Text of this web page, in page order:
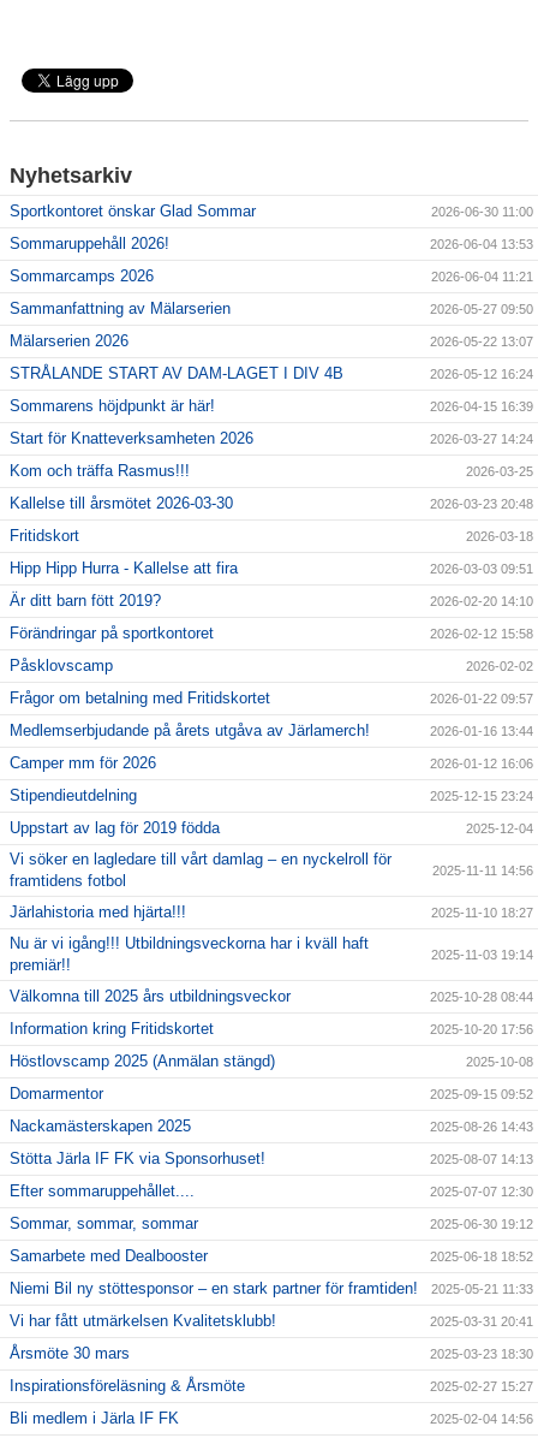
Nyhetsarkiv
Sportkontoret önskar Glad Sommar 2026-06-30 11:00
Sommaruppehåll 2026! 2026-06-04 13:53
Sommarcamps 2026 2026-06-04 11:21
Sammanfattning av Mälarserien 2026-05-27 09:50
Mälarserien 2026 2026-05-22 13:07
STRÅLANDE START AV DAM-LAGET I DIV 4B 2026-05-12 16:24
Sommarens höjdpunkt är här! 2026-04-15 16:39
Start för Knatteverksamheten 2026 2026-03-27 14:24
Kom och träffa Rasmus!!! 2026-03-25
Kallelse till årsmötet 2026-03-30 2026-03-23 20:48
Fritidskort 2026-03-18
Hipp Hipp Hurra - Kallelse att fira 2026-03-03 09:51
Är ditt barn fött 2019? 2026-02-20 14:10
Förändringar på sportkontoret 2026-02-12 15:58
Påsklovscamp 2026-02-02
Frågor om betalning med Fritidskortet 2026-01-22 09:57
Medlemserbjudande på årets utgåva av Järlamerch! 2026-01-16 13:44
Camper mm för 2026 2026-01-12 16:06
Stipendieutdelning 2025-12-15 23:24
Uppstart av lag för 2019 födda 2025-12-04
Vi söker en lagledare till vårt damlag – en nyckelroll för
framtidens fotbol
2025-11-11 14:56
Järlahistoria med hjärta!!! 2025-11-10 18:27
Nu är vi igång!!! Utbildningsveckorna har i kväll haft
premiär!!
2025-11-03 19:14
Välkomna till 2025 års utbildningsveckor 2025-10-28 08:44
Information kring Fritidskortet 2025-10-20 17:56
Höstlovscamp 2025 (Anmälan stängd) 2025-10-08
Domarmentor 2025-09-15 09:52
Nackamästerskapen 2025 2025-08-26 14:43
Stötta Järla IF FK via Sponsorhuset! 2025-08-07 14:13
Efter sommaruppehållet.... 2025-07-07 12:30
Sommar, sommar, sommar 2025-06-30 19:12
Samarbete med Dealbooster 2025-06-18 18:52
Niemi Bil ny stöttesponsor – en stark partner för framtiden! 2025-05-21 11:33
Vi har fått utmärkelsen Kvalitetsklubb! 2025-03-31 20:41
Årsmöte 30 mars 2025-03-23 18:30
Inspirationsföreläsning & Årsmöte 2025-02-27 15:27
Bli medlem i Järla IF FK 2025-02-04 14:56